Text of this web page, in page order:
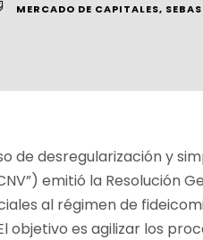
MERCADO DE CAPITALES,
de desregularización y
emitió la Resolución
al régimen de
El objetivo es agilizar los